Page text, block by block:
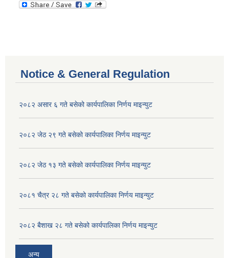
Notice & General Regulation
२०८२ असार ६ गते बसेको कार्यपालिका निर्णय माइन्युट
२०८२ जेठ २९ गते बसेको कार्यपालिका निर्णय माइन्युट
२०८२ जेठ १३ गते बसेको कार्यपालिका निर्णय माइन्युट
२०८१ चैत्र २८ गते बसेको कार्यपालिका निर्णय माइन्युट
२०८२ बैशाख २८ गते बसेको कार्यपालिका निर्णय माइन्युट
अन्य